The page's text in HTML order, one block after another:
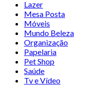
Lazer
Mesa Posta
Móveis
Mundo Beleza
Organização
Papelaria
Pet Shop
Saúde
Tv e Vídeo